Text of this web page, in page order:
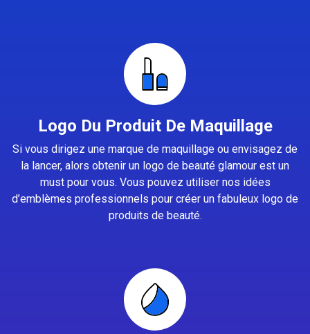
Logo Du Produit De Maquillage
Si vous dirigez une marque de maquillage ou envisagez de
la lancer, alors obtenir un logo de beauté glamour est un
must pour vous. Vous pouvez utiliser nos idées
d’emblèmes professionnels pour créer un fabuleux logo de
produits de beauté.